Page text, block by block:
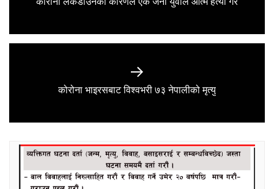
Next
कोरोना भाइरसबाट विश्वभरी ७३ नेपालीको मृत्यु